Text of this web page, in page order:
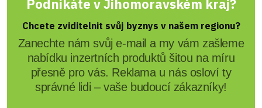
Podnikáte v Jihomoravském kraj?
Chcete zviditelnit svůj byznys v našem regionu?
Zanechte nám svůj e-mail a my vám zašleme
nabídku inzertních produktů šitou na míru
přesně pro vás. Reklama u nás osloví ty
správné lidi – vaše budoucí zákazníky!